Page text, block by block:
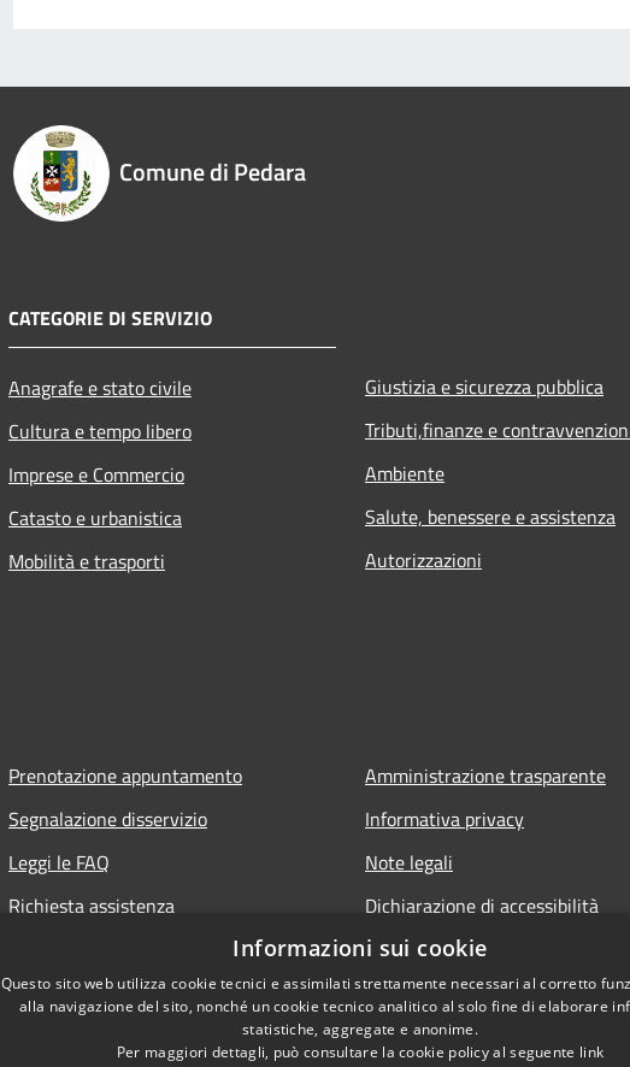
Comune di Pedara
CATEGORIE DI SERVIZIO
Anagrafe e stato civile
Cultura e tempo libero
Imprese e Commercio
Catasto e urbanistica
Mobilità e trasporti
Giustizia e sicurezza pubblica
Tributi,finanze e
Ambiente
Salute, benessere e assistenza
Autorizzazioni
Prenotazione appuntamento
Segnalazione disservizio
Leggi le FAQ
Richiesta assistenza
Amministrazione trasparente
Informativa privacy
Note legali
Dichiarazione di accessibilità
Informazioni sui cookie
Questo sito web utilizza cookie tecnici e assimilati strettamente necessari al corretto
alla navigazione del sito, nonché un cookie tecnico analitico al solo fine di elaborare
statistiche, aggregate e anonime.
Per maggiori dettagli, può consultare la cookie policy al seguente link